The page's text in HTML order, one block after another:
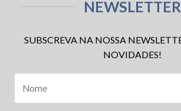
NEWSLETTER
SUBSCREVA NA NOSSA
NOVIDADES!